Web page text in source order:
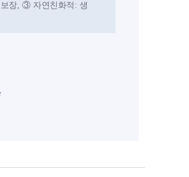
장, ③ 자연친화적: 생